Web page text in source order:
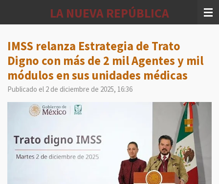
principal
LA NUEVA REPÚBLICA
IMSS relanza Estrategia de Trato
Digno con más de 2 mil Agentes y mil
módulos en sus unidades médicas
Publicado el 2 de diciembre de 2025, 16:36